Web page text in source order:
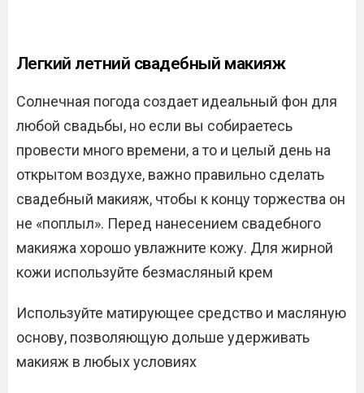
Легкий летний свадебный макияж
Солнечная погода создает идеальный фон для
любой свадьбы, но если вы собираетесь
провести много времени, а то и целый день на
открытом воздухе, важно правильно сделать
свадебный макияж, чтобы к концу торжества он
не «поплыл». Перед нанесением свадебного
макияжа хорошо увлажните кожу. Для жирной
кожи используйте безмасляный крем
Используйте матирующее средство и масляную
основу, позволяющую дольше удерживать
макияж в любых условиях